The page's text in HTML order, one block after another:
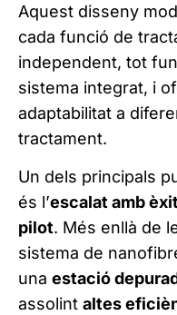
Aquest disseny
cada funció de
independent, tot
sistema integrat, i
adaptabilitat a
tractament.
Un dels principals
és l’escalat amb
pilot. Més enllà de
sistema de
una estació
assolint altes